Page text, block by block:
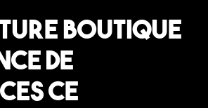
boutique
de
ce